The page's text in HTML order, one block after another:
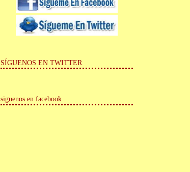
SÍGUENOS EN TWITTER
siguenos en facebook